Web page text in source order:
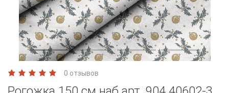
0 отзывов